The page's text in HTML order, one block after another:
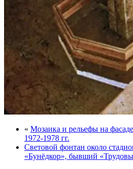
« Мозаика и рельефы на
1972-1978 гг.
Световой фонтан около
«Бунёдкор», бывший